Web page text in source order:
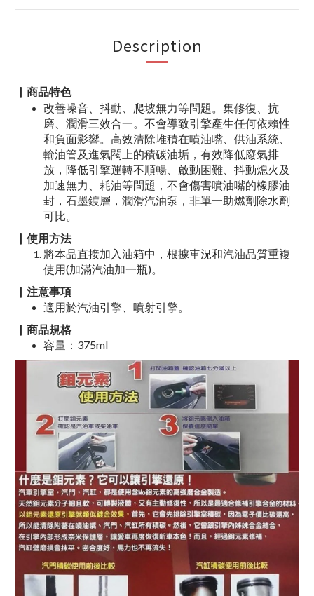
Description
▏商品特色
改善噪音、抖動、爬坡無力等問題。集修復、抗
磨、潤滑三效合一。不會導致引擎產生任何依賴性
和負面影響。高效清除堆積在噴油嘴、供油系統、
輸油管及進氣閥上的積碳油垢，有效降低廢氣排
放，降低引擎運轉不順暢、啟動困難、抖動熄火及
加速無力、耗油等問題，不會傷害噴油嘴的橡膠油
封，石墨鍍層，潤滑汽油泵，非單一助燃劑除水劑
可比。
▏使用方法
將本品直接加入油箱中，根據車況和汽油品質重複
使用(加滿汽油加一瓶)。
▏注意事項
適用於汽油引擎、噴射引擎。
▏商品規格
容量：375ml